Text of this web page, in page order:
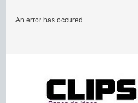
An error has occured.